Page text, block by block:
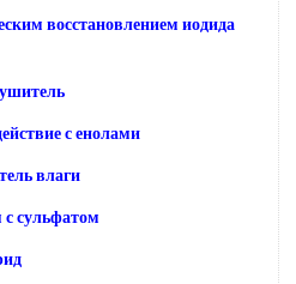
восстановлением иодида
с енолами
влаги
сульфатом